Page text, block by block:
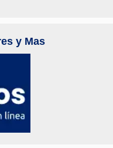
y Mas